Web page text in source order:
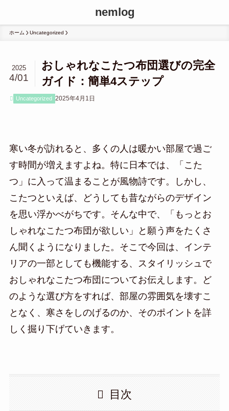
nemlog
ホーム Uncategorized
おしゃれなこたつ布団選びの完全
ガイド：簡単4ステップ
2025
4/01
Uncategorized 2025年4月1日
寒い冬が訪れると、多くの人は暖かい部屋で過ご
す時間が増えますよね。特に日本では、「こた
つ」に入って温まることが風物詩です。しかし、
こたつといえば、どうしても昔ながらのデザイン
を思い浮かべがちです。そんな中で、「もっとお
しゃれなこたつ布団が欲しい」と願う声をたくさ
ん聞くようになりました。そこで今回は、インテ
リアの一部としても機能する、スタイリッシュで
おしゃれなこたつ布団についてお伝えします。ど
のような選び方をすれば、部屋の雰囲気を壊すこ
となく、寒さをしのげるのか、そのポイントを詳
しく掘り下げていきます。
目次